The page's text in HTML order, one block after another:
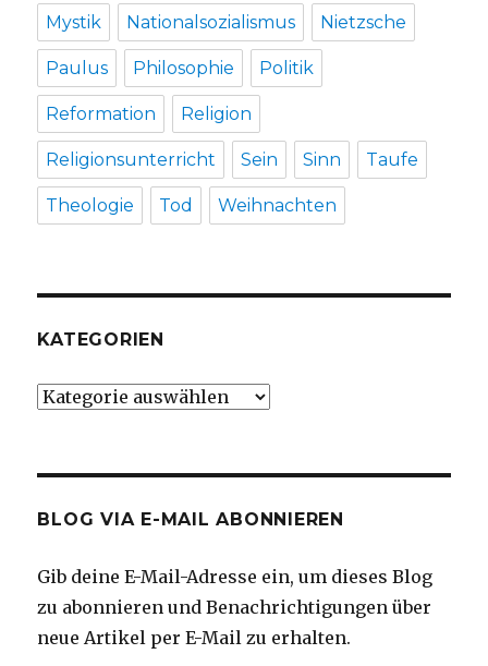
Mystik Nationalsozialismus Nietzsche
Paulus Philosophie Politik
Reformation Religion
Religionsunterricht Sein Sinn Taufe
Theologie Tod Weihnachten
KATEGORIEN
Kategorien
BLOG VIA E-MAIL ABONNIEREN
Gib deine E-Mail-Adresse ein, um dieses Blog
zu abonnieren und Benachrichtigungen über
neue Artikel per E-Mail zu erhalten.